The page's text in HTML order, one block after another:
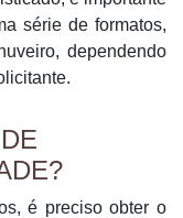
série de formatos,
dependendo
é preciso obter o